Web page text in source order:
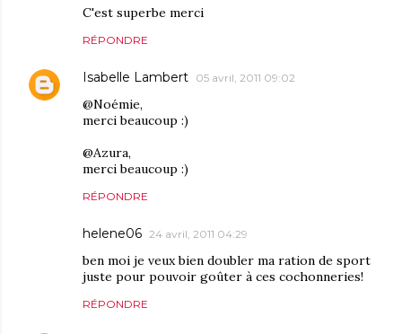
C'est superbe merci
RÉPONDRE
Isabelle Lambert 05 avril, 2011 09:02
@Noémie,
merci beaucoup :)
@Azura,
merci beaucoup :)
RÉPONDRE
helene06 24 avril, 2011 04:29
ben moi je veux bien doubler ma ration de sport
juste pour pouvoir goûter à ces cochonneries!
RÉPONDRE